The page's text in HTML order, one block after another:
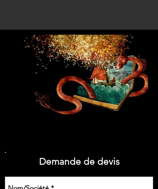
Demande de devis